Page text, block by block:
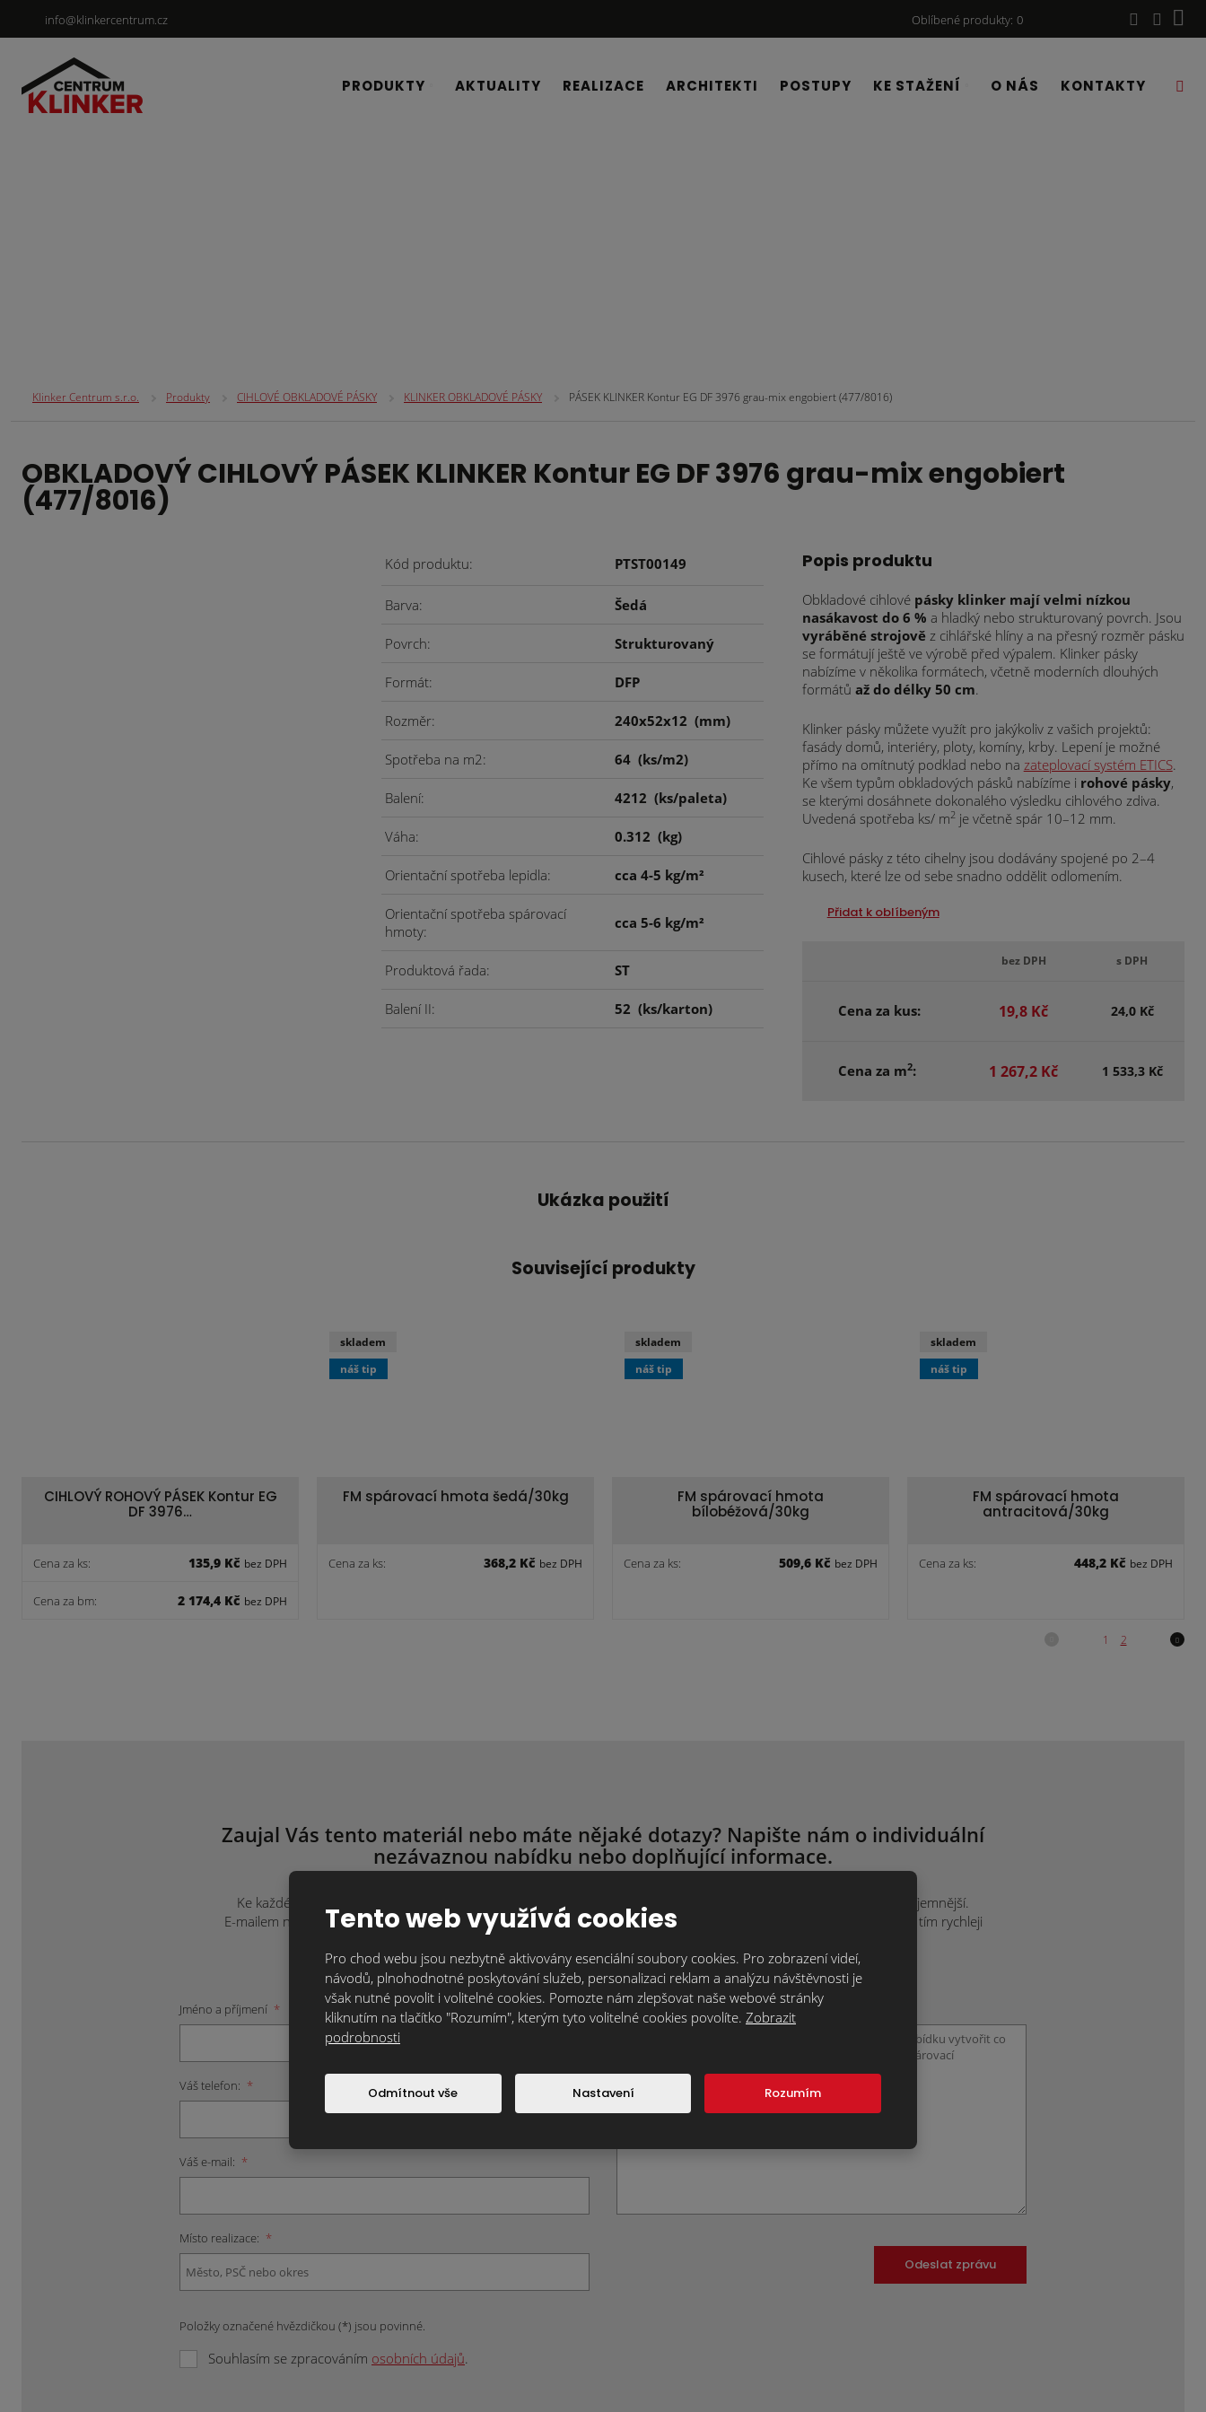
info@klinkercentrum.cz Oblíbené produkty 0
PRODUKTY AKTUALITY REALIZACE ARCHITEKTI POSTUPY KE STAŽENÍ O NÁS KONTAKTY
Klinker Centrum s.r.o. Produkty CIHLOVÉ OBKLADOVÉ PÁSKY KLINKER OBKLADOVÉ PÁSKY PÁSEK KLINKER Kontur EG DF 3976 grau-mix engobiert (477/8016)
OBKLADOVÝ CIHLOVÝ PÁSEK KLINKER Kontur EG DF 3976 grau-mix engobiert
(477/8016)
Kód produktu PTST00149
Barva Šedá
Povrch Strukturovaný
Formát DFP
Rozměr 240x52x12(mm)
Spotřeba na m2 64(ks/m2)
Balení 4212(ks/paleta)
Váha 0.312(kg)
Orientační spotřeba lepidla cca 4-5 kg/m²
Orientační spotřeba spárovací
hmoty
cca 5-6 kg/m²
Produktová řada ST
Balení II 52(ks/karton)
Popis produktu
Obkladové cihlové pásky klinker mají velmi nízkou
nasákavost do 6 % a hladký nebo strukturovaný povrch. Jsou
vyráběné strojově z cihlářské hlíny a na přesný rozměr pásku
se formátují ještě ve výrobě před výpalem. Klinker pásky
nabízíme v několika formátech, včetně moderních dlouhých
formátů až do délky 50 cm.
Klinker pásky můžete využít pro jakýkoliv z vašich projektů:
fasády domů, interiéry, ploty, komíny, krby. Lepení je možné
přímo na omítnutý podklad nebo na zateplovací systém ETICS.
Ke všem typům obkladových pásků nabízíme i rohové pásky,
se kterými dosáhnete dokonalého výsledku cihlového zdiva.
Uvedená spotřeba ks/ m2je včetně spár 10–12 mm.
Cihlové pásky z této cihelny jsou dodávány spojené po 2–4
kusech, které lze od sebe snadno oddělit odlomením.
Přidat k oblíbeným
bez DPH s DPH
Cena za kus: 19,8 Kč 24,0 Kč
Cena za m2: 1 267,2 Kč 1 533,3 Kč
Ukázka použití
Související produkty
CIHLOVÝ ROHOVÝ PÁSEK Kontur EG
DF 3976…
Cena za ks: 135,9 Kč bez DPH
Cena za bm: 2 174,4 Kč bez DPH
FM spárovací hmota šedá/30kg
Cena za ks: 368,2 Kč bez DPH
skladem
náš tip
FM spárovací hmota
bílobéžová/30kg
Cena za ks: 509,6 Kč bez DPH
skladem
náš tip
FM spárovací hmota
antracitová/30kg
Cena za ks: 448,2 Kč bez DPH
skladem
náš tip
Zaujal Vás tento materiál nebo máte nějaké dotazy? Napište nám o individuální
nezávaznou nabídku nebo doplňující informace.
Ke každému projektu přistupujeme individuálně, protože každý je originál. Kontaktujte nás tak, jak je vám to nejpříjemnější.
E-mailem na
info@klinkercentrum.cznebo přes kontaktní formulář. Čím více informací nám o svém projektu sdělíte, tím rychleji
Vám můžeme připravit nabídku nebo zodpovědět Vaše dotazy.
Jméno a příjmení *
Váš telefon: *
Váš e-mail: *
Místo realizace: *
Položky označené hvězdičkou (*) jsou povinné.
Souhlasím se zpracováním osobních údajů.
Text zprávy
Odeslat zprávu
Tento web využívá cookies
Pro chod webu jsou nezbytně aktivovány esenciální soubory cookies. Pro zobrazení videí,
návodů, plnohodnotné poskytování služeb, personalizaci reklam a analýzu návštěvnosti je
však nutné povolit i volitelné cookies. Pomozte nám zlepšovat naše webové stránky
kliknutím na tlačítko "Rozumím", kterým tyto volitelné cookies povolíte. Zobrazit
podrobnosti
Odmítnout vše Nastavení Rozumím